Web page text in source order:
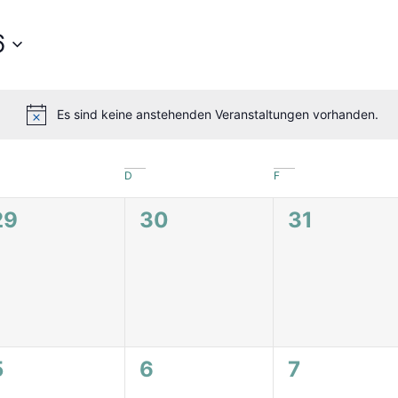
Hinweis
Es sind keine anstehenden Veranstaltungen vorhanden.
D F
0
30
0
31
0
6
0
7